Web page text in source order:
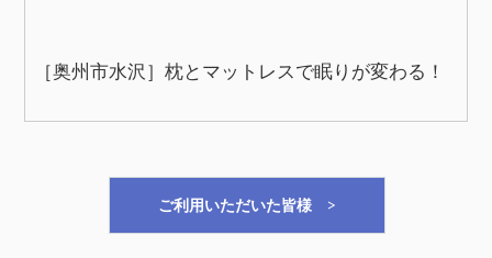
［奥州市水沢］枕とマットレスで眠りが変わる！
ご利用いただいた皆様 >